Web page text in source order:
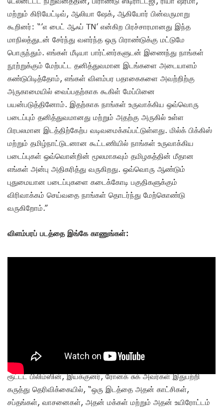
மற்றும் கிரியேட்டிவ், ஆலியா ஷேக், ஆகியோர் பின்வருமாறு
கூறினர்: “’எ பைட் ஆஃப் TN’ என்கிற பிரச்சாரமானது இந்த
மாநிலத்துடன் சேர்ந்து வளர்ந்த ஒரு பிராண்டுக்கு மட்டுமே
பொருந்தும். எங்கள் மீடியா பார்ட்னர்களுடன் இணைந்து நாங்கள்
நூற்றுக்கும் மேற்பட்ட தனித்துவமான இடங்களை அடையாளம்
கண்டுபிடித்தோம், எங்கள் விளம்பர பதாகைகளை அவற்றிற்கு
அருகாமையில் வைப்பதற்காக கூகிள் மேப்பினை
பயன்படுத்தினோம். இதற்காக நாங்கள் உருவாக்கிய ஒவ்வொரு
படைப்பும் தனித்துவமானது மற்றும் அதற்கு அருகில் உள்ள
பிரபலமான இடத்திற்கேற்ப வடிவமைக்கப்பட்டுள்ளது. மில்க் பிக்கிஸ்
மற்றும் தமிழ்நாட்டுடனான கூட்டணியில் நாங்கள் உருவாக்கிய
படைப்புகள் ஒவ்வொன்றின் மூலமாகவும் தமிழகத்தின் மீதான
எங்கள் அன்பு அதிகரித்து வருகிறது. ஒவ்வொரு ஆண்டும்
புதுமையான படைப்புகளை கடைக்கோடி பகுதிகளுக்கும்
விரிவாக்கம் செய்வதை நாங்கள் தொடர்ந்து மேற்கொண்டு
வருகிறோம்.”
விளம்பரப் படத்தை இங்கே காணுங்கள்:
ரூட்டட் பிலிம்ஸின், இயக்குனர், ரோனக் சுக் அவர்கள் இதுபற்றி
கருத்து தெரிவிக்கையில், “ஒரு இடத்தை அதன் காட்சிகள்,
சப்தங்கள், வாசனைகள், அதன் மக்கள் மற்றும் அதன் உயிரோட்டம்